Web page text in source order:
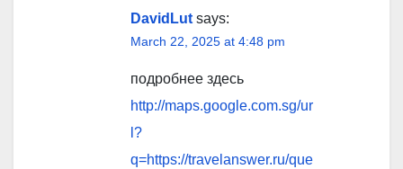
DavidLut says:
March 22, 2025 at 4:48 pm
подробнее здесь
http://maps.google.com.sg/ur
l?
q=https://travelanswer.ru/que